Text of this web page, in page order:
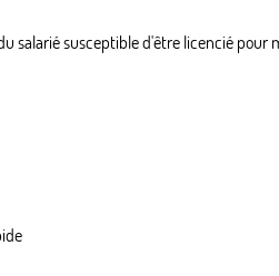
salarié susceptible d'être licencié